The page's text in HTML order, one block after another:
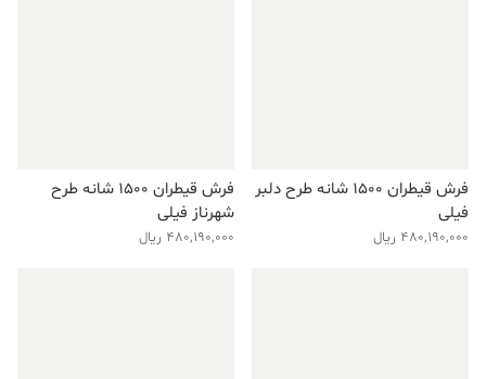
فرش قیطران ۱۵۰۰ شانه طرح دلبر
فیلی
480,190,000 ریال
فرش قیطران ۱۵۰۰ شانه طرح
شهرناز فیلی
480,190,000 ریال